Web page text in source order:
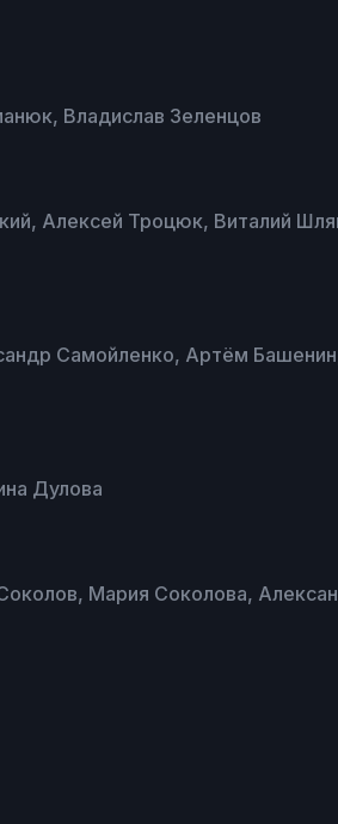
Владислав Зеленцов
Алексей Троцюк, Виталий
Самойленко, Артём
Дулова
Мария Соколова,